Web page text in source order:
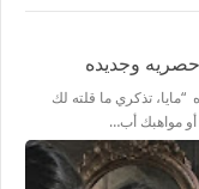
حصريه وجديده
تذكري ما قلته لك
مواهبك أب…